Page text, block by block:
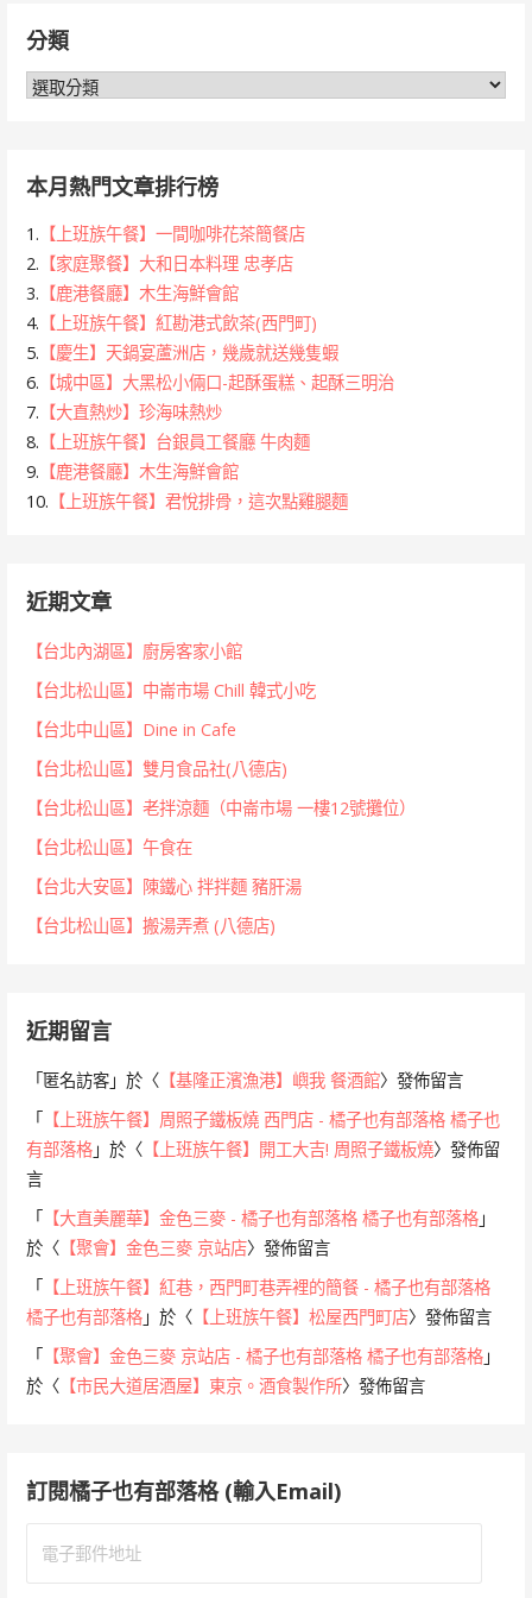
字:分類
分
本月熱門文章排行榜
1. 【上班族午餐】一間咖啡花茶簡餐店
2. 【家庭聚餐】大和日本料理 忠孝店
3. 【鹿港餐廳】木生海鮮會館
4. 【上班族午餐】紅勘港式飲茶(西門町)
5. 【慶生】天鍋宴蘆洲店，幾歲就送幾隻蝦
6. 【城中區】大黑松小倆口-起酥蛋糕、起酥三明治
7. 【大直熱炒】珍海味熱炒
8. 【上班族午餐】台銀員工餐廳 牛肉麵
9. 【鹿港餐廳】木生海鮮會館
10. 【上班族午餐】君悅排骨，這次點雞腿麵
近期文章
【台北內湖區】廚房客家小館
【台北松山區】中崙市場 Chill 韓式小吃
【台北中山區】Dine in Cafe
【台北松山區】雙月食品社(八德店)
【台北松山區】老拌涼麵（中崙市場 一樓12號攤位）
【台北松山區】午食在
【台北大安區】陳鐵心 拌拌麵 豬肝湯
【台北松山區】搬湯弄煮 (八德店)
近期留言
「匿名訪客 」於〈 【基隆正濱漁港】嶼我 餐酒館〉發佈留言
「
【上班族午餐】周照子鐵板燒 西門店 - 橘子也有部落格 橘子也
有部落格 」於〈 【上班族午餐】開工大吉! 周照子鐵板燒〉發佈留
言
「
【大直美麗華】金色三麥 - 橘子也有部落格 橘子也有部落格 」
於〈 【聚會】金色三麥 京站店〉發佈留言
「
【上班族午餐】紅巷，西門町巷弄裡的簡餐 - 橘子也有部落格
橘子也有部落格 」於〈 【上班族午餐】松屋西門町店〉發佈留言
「
【聚會】金色三麥 京站店 - 橘子也有部落格 橘子也有部落格 」
於〈 【市民大道居酒屋】東京。酒食製作所〉發佈留言
訂閱橘子也有部落格 (輸入Email)